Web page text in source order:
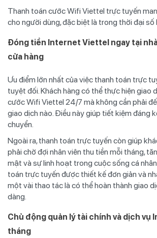
Thanh toán cước Wifi Viettel trực tuyến
cho người dùng, đặc biệt là trong thời đại số
Đóng tiền Internet Viettel ngay tại
cửa hàng
Ưu điểm lớn nhất của việc thanh toán trực
tuyệt đối. Khách hàng có thể thực hiện giao
cước Wifi Viettel 24/7 mà không cần phải
giao dịch nào. Điều này giúp tiết kiệm đáng
chuyển.
Ngoài ra, thanh toán trực tuyến còn giúp
phải chờ đợi nhân viên thu tiền mỗi tháng,
mật và sự linh hoạt trong cuộc sống cá
toán trực tuyến được thiết kế đơn giản và
một vài thao tác là có thể hoàn thành giao
dàng.
Chủ động quản lý tài chính và dịch vụ
tháng